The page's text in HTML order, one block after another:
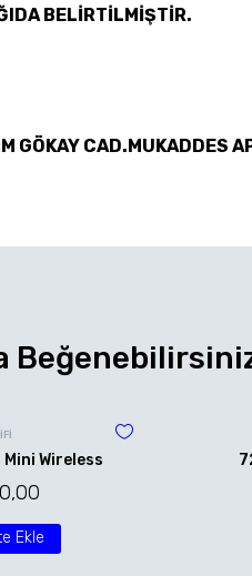
BELİRTİLMİŞTİR.
GÖKAY CAD.MUKADDES
Mini Wireless
Ekle